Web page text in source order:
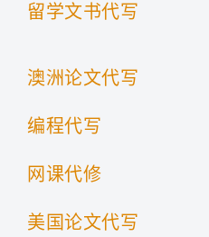
留学文书代写
澳洲论文代写
编程代写
网课代修
美国论文代写